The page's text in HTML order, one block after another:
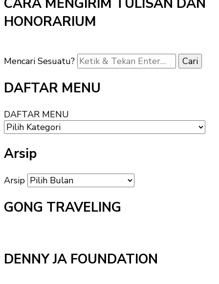
CARA MENGIRIM TULISAN DAN
HONORARIUM
Mencari Sesuatu?
DAFTAR MENU
DAFTAR MENU
Arsip
Arsip
GONG TRAVELING
DENNY JA FOUNDATION